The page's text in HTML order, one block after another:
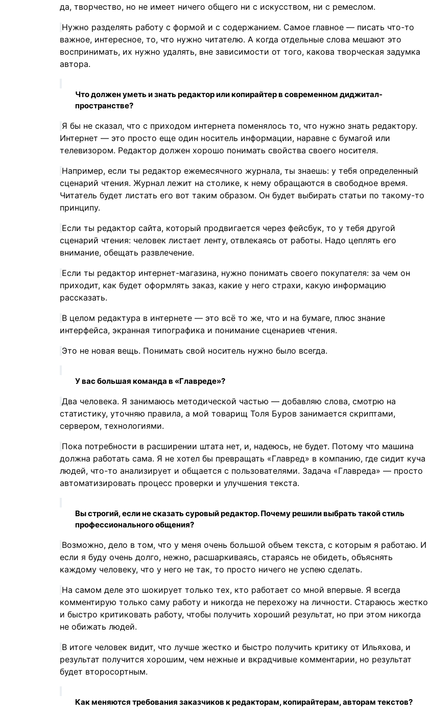
да, творчество, но не имеет ничего общего ни с искусством, ни с ремеслом.
Нужно разделять работу с формой и с содержанием. Самое главное — писать что-то
важное, интересное, то, что нужно читателю. А когда отдельные слова мешают это
воспринимать, их нужно удалять, вне зависимости от того, какова творческая задумка
автора.
Что должен уметь и знать редактор или копирайтер в современном диджитал-
пространстве?
Я бы не сказал, что с приходом интернета поменялось то, что нужно знать редактору.
Интернет — это просто еще один носитель информации, наравне с бумагой или
телевизором. Редактор должен хорошо понимать свойства своего носителя.
Например, если ты редактор ежемесячного журнала, ты знаешь: у тебя определенный
сценарий чтения. Журнал лежит на столике, к нему обращаются в свободное время.
Читатель будет листать его вот таким образом. Он будет выбирать статьи по такому-то
принципу.
Если ты редактор сайта, который продвигается через фейсбук, то у тебя другой
сценарий чтения: человек листает ленту, отвлекаясь от работы. Надо цеплять его
внимание, обещать развлечение.
Если ты редактор интернет-магазина, нужно понимать своего покупателя: за чем он
приходит, как будет оформлять заказ, какие у него страхи, какую информацию
рассказать.
В целом редактура в интернете — это всё то же, что и на бумаге, плюс знание
интерфейса, экранная типографика и понимание сценариев чтения.
Это не новая вещь. Понимать свой носитель нужно было всегда.
У вас большая команда в «Главреде»?
Два человека. Я занимаюсь методической частью — добавляю слова, смотрю на
статистику, уточняю правила, а мой товарищ Толя Буров занимается скриптами,
сервером, технологиями.
Пока потребности в расширении штата нет, и, надеюсь, не будет. Потому что машина
должна работать сама. Я не хотел бы превращать «Главред» в компанию, где сидит куча
людей, что-то анализирует и общается с пользователями. Задача «Главреда» — просто
автоматизировать процесс проверки и улучшения текста.
Вы строгий, если не сказать суровый редактор. Почему решили выбрать такой стиль
профессионального общения?
Возможно, дело в том, что у меня очень большой объем текста, с которым я работаю. И
если я буду очень долго, нежно, расшаркиваясь, стараясь не обидеть, объяснять
каждому человеку, что у него не так, то просто ничего не успею сделать.
На самом деле это шокирует только тех, кто работает со мной впервые. Я всегда
комментирую только саму работу и никогда не перехожу на личности. Стараюсь жестко
и быстро критиковать работу, чтобы получить хороший результат, но при этом никогда
не обижать людей.
В итоге человек видит, что лучше жестко и быстро получить критику от Ильяхова, и
результат получится хорошим, чем нежные и вкрадчивые комментарии, но результат
будет второсортным.
Как меняются требования заказчиков к редакторам, копирайтерам, авторам текстов?